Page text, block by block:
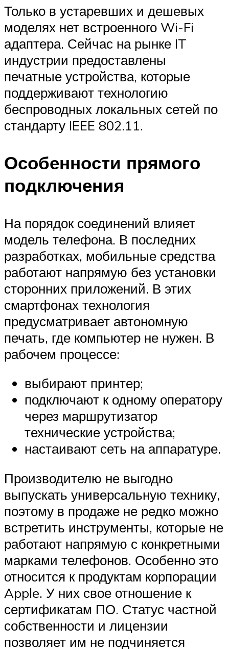
Только в устаревших и дешевых
моделях нет встроенного Wi-Fi
адаптера. Сейчас на рынке IT
индустрии предоставлены
печатные устройства, которые
поддерживают технологию
беспроводных локальных сетей по
стандарту IEEE 802.11.
Особенности прямого
подключения
На порядок соединений влияет
модель телефона. В последних
разработках, мобильные средства
работают напрямую без установки
сторонних приложений. В этих
смартфонах технология
предусматривает автономную
печать, где компьютер не нужен. В
рабочем процессе:
выбирают принтер;
подключают к одному оператору
через маршрутизатор
технические устройства;
настаивают сеть на аппаратуре.
Производителю не выгодно
выпускать универсальную технику,
поэтому в продаже не редко можно
встретить инструменты, которые не
работают напрямую с конкретными
марками телефонов. Особенно это
относится к продуктам корпорации
Apple. У них свое отношение к
сертификатам ПО. Статус частной
собственности и лицензии
позволяет им не подчиняется